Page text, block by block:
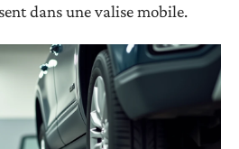
dans une valise mobile.